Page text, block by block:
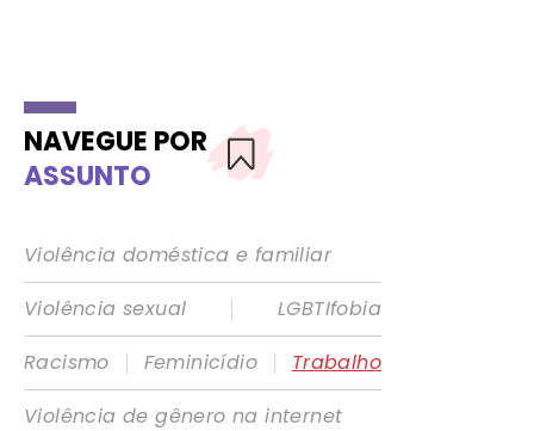
NAVEGUE POR
ASSUNTO
Violência doméstica e familiar
Violência sexual
|
LGBTIfobia
Racismo
| Feminicídio |
Trabalho
Violência de gênero na internet